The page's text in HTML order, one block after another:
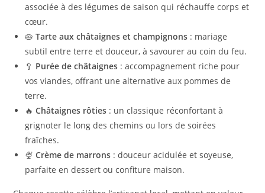
associée à des légumes de saison qui réchauffe corps et
cœur.
🥧Tarte aux châtaignes et champignons : mariage
subtil entre terre et douceur, à savourer au coin du feu.
🥄 Purée de châtaignes : accompagnement riche pour
vos viandes, offrant une alternative aux pommes de
terre.
🔥Châtaignes rôties : un classique réconfortant à
grignoter le long des chemins ou lors de soirées
fraîches.
🍨Crème de marrons : douceur acidulée et soyeuse,
parfaite en dessert ou confiture maison.